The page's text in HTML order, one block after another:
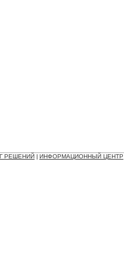
РЕШЕНИЙ ИНФОРМАЦИОННЫЙ ЦЕНТР